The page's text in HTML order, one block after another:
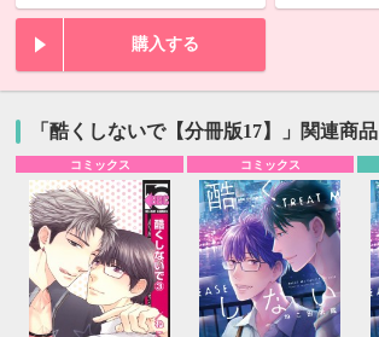
購入する
「酷くしないで【分冊版17】」関連商品
コミックス コミックス